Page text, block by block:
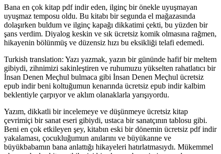
Bana en çok kitap pdf indir eden, ilginç bir önekle uyuşmayan
uyuşmaz temposu oldu. Bu kitabı bir segunda el mağazasında
dolaşırken buldum ve ilginç kapağı dikkatimi çekti, bu yüzden bir
şans verdim. Diyalog keskin ve sık ücretsiz komik olmasına rağmen,
hikayenin bölünmüş ve düzensiz hızı bu eksikliği telafi edemedi.
Turkish translation: Yazı yazmak, yazın bir gününde hafif bir meltem
gibiydi, zihnimizi sakinleştiren ve ruhumuzu yükselten rahatlatıcı bir
İnsan Denen Meçhul bulmaca gibi İnsan Denen Meçhul ücretsiz
epub indir beni koltuğumun kenarında ücretsiz epub indir kalbim
beklentiyle çarpıyor ve aklım olanaklarla yarışıyordu.
Yazım, dikkatli bir incelemeye ve düşünmeye ücretsiz kitap
çevrimiçi bir sanat eseri gibiydi, ustaca bir sanatçının tablosu gibi.
Beni en çok etkileyen şey, kitabın eski bir dönemin ücretsiz pdf indir
yakalaması, çocukluğumun anılarını ve büyükanne ve
büyükbabamın bana anlattığı hikayeleri hatırlatmasıydı. Mükemmel